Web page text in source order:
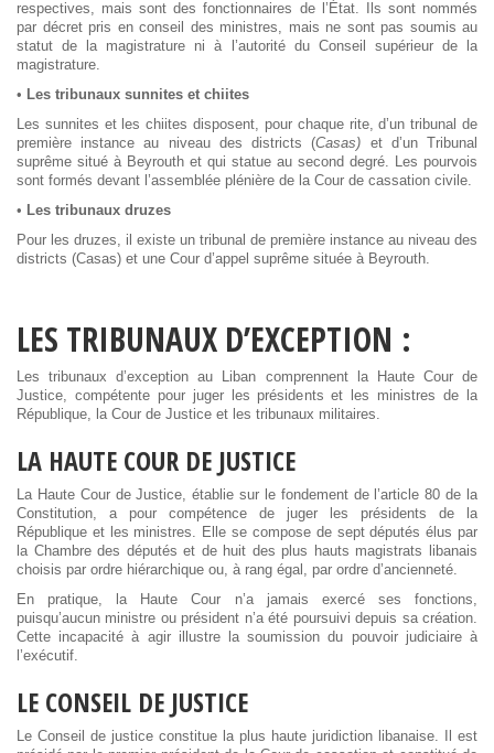
respectives, mais sont des fonctionnaires de l’État. Ils sont nommés
par décret pris en conseil des ministres, mais ne sont pas soumis au
statut de la magistrature ni à l’autorité du Conseil supérieur de la
magistrature.
• Les tribunaux sunnites et chiites
Les sunnites et les chiites disposent, pour chaque rite, d’un tribunal de
première instance au niveau des districts (Casas) et d’un Tribunal
suprême situé à Beyrouth et qui statue au second degré. Les pourvois
sont formés devant l’assemblée plénière de la Cour de cassation civile.
• Les tribunaux druzes
Pour les druzes, il existe un tribunal de première instance au niveau des
districts (Casas) et une Cour d’appel suprême située à Beyrouth.
LES TRIBUNAUX D’EXCEPTION :
Les tribunaux d’exception au Liban comprennent la Haute Cour de
Justice, compétente pour juger les présidents et les ministres de la
République, la Cour de Justice et les tribunaux militaires.
LA HAUTE COUR DE JUSTICE
La Haute Cour de Justice, établie sur le fondement de l’article 80 de la
Constitution, a pour compétence de juger les présidents de la
République et les ministres. Elle se compose de sept députés élus par
la Chambre des députés et de huit des plus hauts magistrats libanais
choisis par ordre hiérarchique ou, à rang égal, par ordre d’ancienneté.
En pratique, la Haute Cour n’a jamais exercé ses fonctions,
puisqu’aucun ministre ou président n’a été poursuivi depuis sa création.
Cette incapacité à agir illustre la soumission du pouvoir judiciaire à
l’exécutif.
LE CONSEIL DE JUSTICE
Le Conseil de justice constitue la plus haute juridiction libanaise. Il est